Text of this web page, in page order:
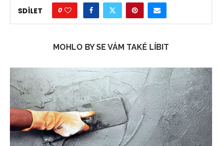
SDÍLET 0
MOHLO BY SE VÁM TAKÉ LÍBIT